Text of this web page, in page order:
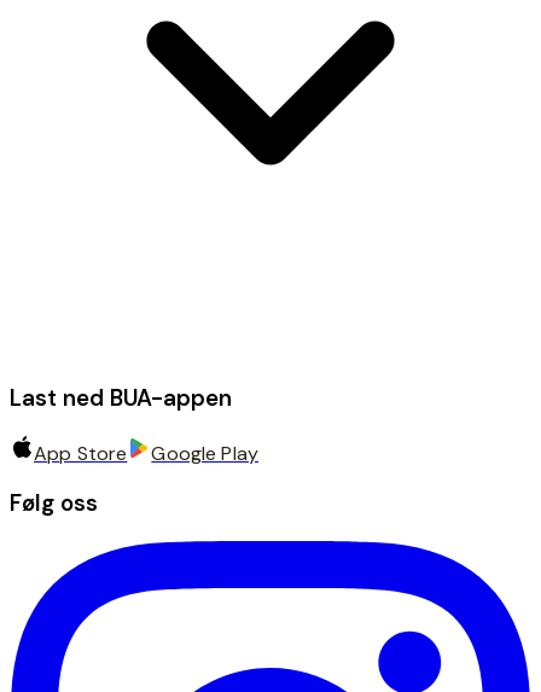
Last ned BUA-appen
App Store Google Play
Følg oss